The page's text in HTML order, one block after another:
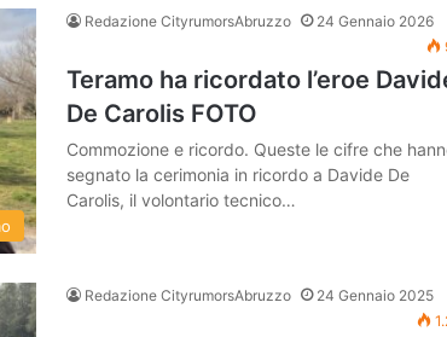
Redazione CityrumorsAbruzzo
24 Gennaio 2026
Teramo ha ricordato l’eroe
De Carolis FOTO
Commozione e ricordo. Queste le cifre che
segnato la cerimonia in ricordo a Davide De
Carolis, il volontario tecnico…
Redazione CityrumorsAbruzzo
24 Gennaio 2025